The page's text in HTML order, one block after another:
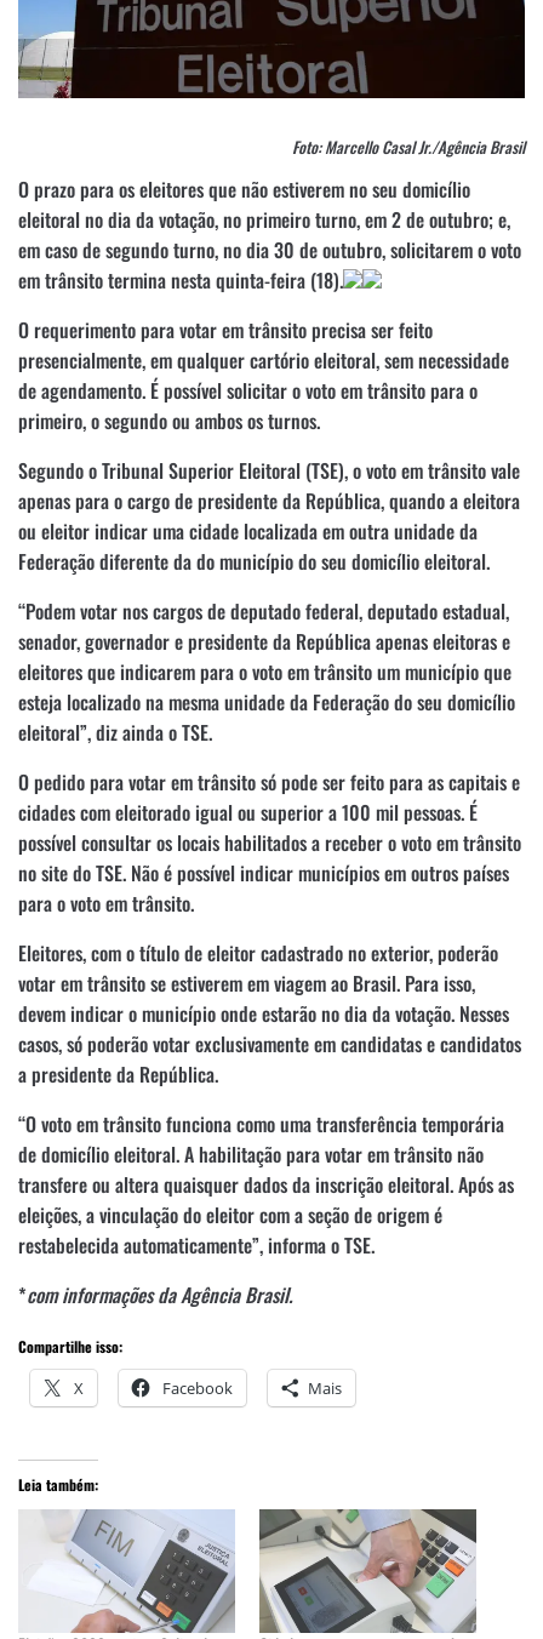
Foto: Marcello Casal Jr./Agência Brasil
O prazo para os eleitores que não estiverem no seu domicílio
eleitoral no dia da votação, no primeiro turno, em 2 de outubro; e,
em caso de segundo turno, no dia 30 de outubro, solicitarem o voto
em trânsito termina nesta quinta-feira (18).
O requerimento para votar em trânsito precisa ser feito
presencialmente, em qualquer cartório eleitoral, sem necessidade
de agendamento. É possível solicitar o voto em trânsito para o
primeiro, o segundo ou ambos os turnos.
Segundo o Tribunal Superior Eleitoral (TSE), o voto em trânsito vale
apenas para o cargo de presidente da República, quando a eleitora
ou eleitor indicar uma cidade localizada em outra unidade da
Federação diferente da do município do seu domicílio eleitoral.
“Podem votar nos cargos de deputado federal, deputado estadual,
senador, governador e presidente da República apenas eleitoras e
eleitores que indicarem para o voto em trânsito um município que
esteja localizado na mesma unidade da Federação do seu domicílio
eleitoral”, diz ainda o TSE.
O pedido para votar em trânsito só pode ser feito para as capitais e
cidades com eleitorado igual ou superior a 100 mil pessoas. É
possível consultar os locais habilitados a receber o voto em trânsito
no site do TSE. Não é possível indicar municípios em outros países
para o voto em trânsito.
Eleitores, com o título de eleitor cadastrado no exterior, poderão
votar em trânsito se estiverem em viagem ao Brasil. Para isso,
devem indicar o município onde estarão no dia da votação. Nesses
casos, só poderão votar exclusivamente em candidatas e candidatos
a presidente da República.
“O voto em trânsito funciona como uma transferência temporária
de domicílio eleitoral. A habilitação para votar em trânsito não
transfere ou altera quaisquer dados da inscrição eleitoral. Após as
eleições, a vinculação do eleitor com a seção de origem é
restabelecida automaticamente”, informa o TSE.
*com informações da Agência Brasil.
Compartilhe isso:
X Facebook Mais
Leia também: